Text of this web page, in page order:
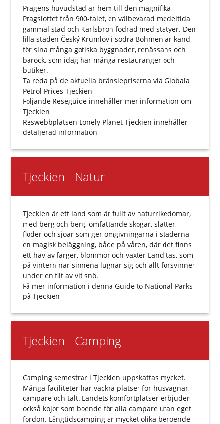
Pragens huvudstad är hem till den magnifika
Pragslottet från 900-talet, en välbevarad medeltida
gammal stad och Karlsbron fodrad med statyer. Den
lilla staden Český Krumlov i södra Böhmen är känd
för sina många gotiska byggnader, renässans och
barock, som idag har många restauranger och
butiker.
Ta reda på de aktuella bränslepriserna viaGlobala
Petrol Prices Tjeckien
Följande Reseguide innehåller mer information om
Tjeckien
Reswebbplatsen Lonely Planet Tjeckien innehåller
detaljerad information
Tjeckien - Natur
Tjeckien är ett land som är fullt av naturrikedomar,
med berg och berg, omfattande skogar, slätter,
floder och sjöar som ger omgivningarna i städerna
en magisk beläggning, både på våren, där det finns
ett hav av färger, blommor och växter Land tas, som
på vintern när sinnena lugnar sig och allt försvinner
under en filt av vit snö.
Få mer information i dennaGuide to National Parks
på Tjeckien
Tjeckien - Camping
Camping semestrar i Tjeckien uppskattas mycket.
Många faciliteter har vackra platser för husvagnar,
campare och tält. Landets komfortplatser erbjuder
också kojor som boende för alla campare utan eget
fordon. Långtidscamping är mycket olika beroende